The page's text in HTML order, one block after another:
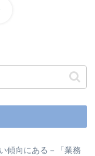
傾向にある－「業務